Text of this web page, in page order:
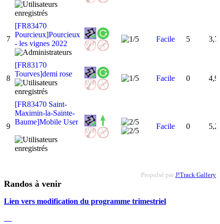
7
[FR83470
Pourcieux]Pourcieux
- les vignes 2022
Facile 5
8
[FR83170
Tourves]demi rose
Facile 0
9
[FR83470 Saint-
Maximin-la-Sainte-
Baume]Mobile User
Facile 0
Propulsé par J!Track Gallery
Randos à venir
Lien vers modification du programme trimestriel